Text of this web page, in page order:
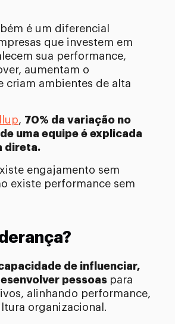
é um diferencial
que investem em
sua performance,
aumentam o
criam ambientes de alta
, 70% da variação no
uma equipe é explicada
direta.
engajamento sem
existe performance sem
de influenciar,
pessoas para
alinhando performance,
organizacional.